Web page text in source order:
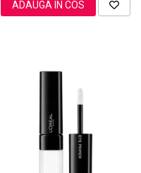
ADAUGA IN COS